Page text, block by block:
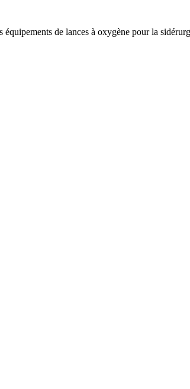
de lances à oxygène pour la